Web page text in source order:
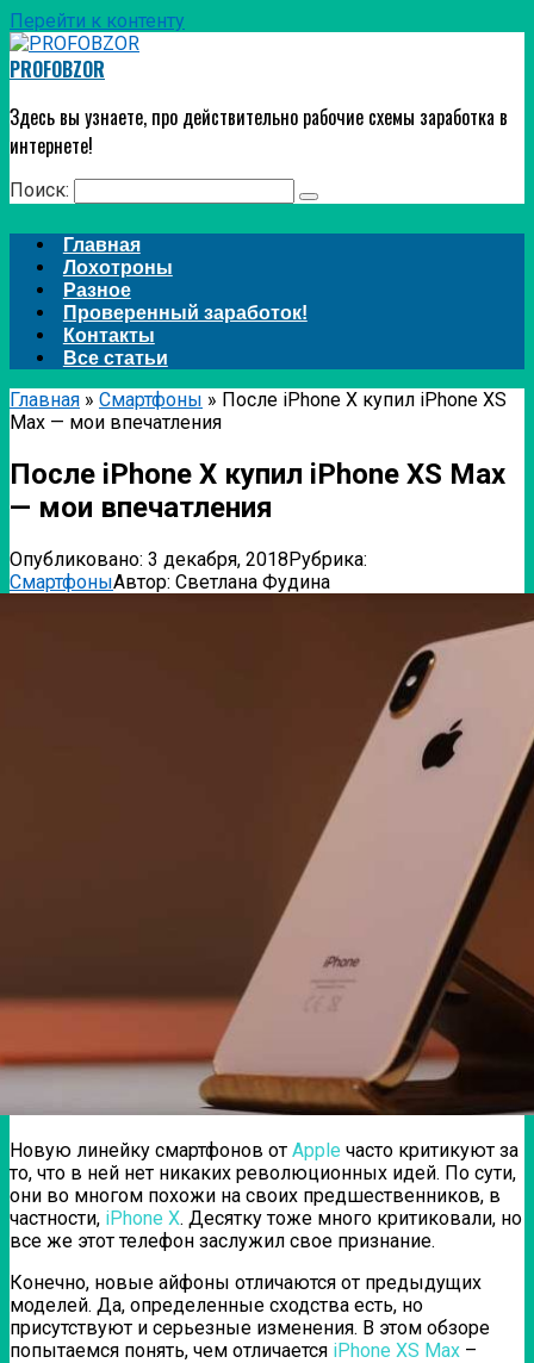
Перейти к контенту
PROFOBZOR
Здесь вы узнаете, про действительно рабочие схемы заработка в
интернете!
Поиск:
Главная
Лохотроны
Разное
Проверенный заработок!
Контакты
Все статьи
Главная » Смартфоны » После iPhone X купил iPhone XS
Max — мои впечатления
После iPhone X купил iPhone XS Max
— мои впечатления
Опубликовано: 3 декабря, 2018Рубрика:
СмартфоныАвтор: Светлана Фудина
Новую линейку смартфонов от Apple часто критикуют за
то, что в ней нет никаких революционных идей. По сути,
они во многом похожи на своих предшественников, в
частности, iPhone X. Десятку тоже много критиковали, но
все же этот телефон заслужил свое признание.
Конечно, новые айфоны отличаются от предыдущих
моделей. Да, определенные сходства есть, но
присутствуют и серьезные изменения. В этом обзоре
попытаемся понять, чем отличается iPhone XS Max –